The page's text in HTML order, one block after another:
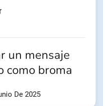
un mensaje
como broma
De 2025